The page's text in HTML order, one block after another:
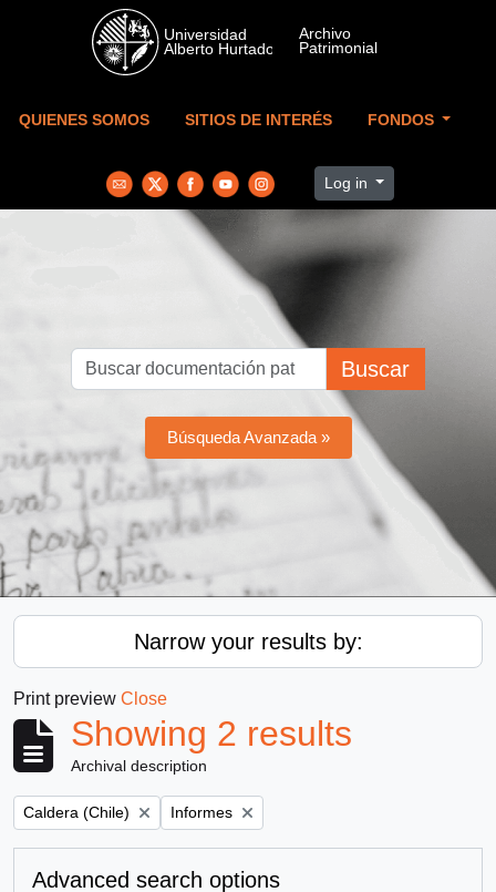
Skip to main content
QUIENES SOMOS SITIOS DE INTERÉS FONDOS
Log in
Buscar
Búsqueda Avanzada »
Narrow your results by:
Print preview Close
Showing 2 results
Archival description
Remove filter:
Caldera (Chile) Remove filter:
Informes
Advanced search options